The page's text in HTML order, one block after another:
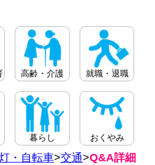
高齢・介護 就職・退職
暮らし おくやみ
・自転車>交通>Q&A詳細